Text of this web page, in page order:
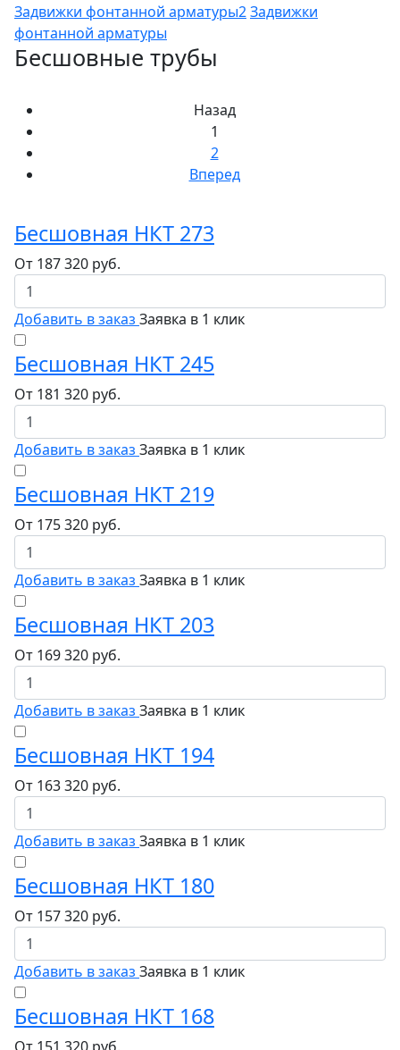
Задвижки фонтанной арматуры2Задвижки
фонтанной арматуры
Бесшовные трубы
Назад
1
2
Вперед
Бесшовная НКТ 273
От 187 320 руб.
Добавить в заказ Заявка в 1 клик
Бесшовная НКТ 245
От 181 320 руб.
Добавить в заказ Заявка в 1 клик
Бесшовная НКТ 219
От 175 320 руб.
Добавить в заказ Заявка в 1 клик
Бесшовная НКТ 203
От 169 320 руб.
Добавить в заказ Заявка в 1 клик
Бесшовная НКТ 194
От 163 320 руб.
Добавить в заказ Заявка в 1 клик
Бесшовная НКТ 180
От 157 320 руб.
Добавить в заказ Заявка в 1 клик
Бесшовная НКТ 168